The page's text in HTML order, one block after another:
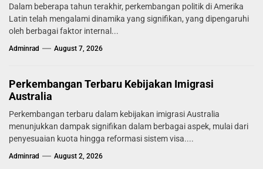
Dalam beberapa tahun terakhir, perkembangan politik di Amerika
Latin telah mengalami dinamika yang signifikan, yang dipengaruhi
oleh berbagai faktor internal...
Adminrad August 7, 2026
Perkembangan Terbaru Kebijakan Imigrasi
Australia
Perkembangan terbaru dalam kebijakan imigrasi Australia
menunjukkan dampak signifikan dalam berbagai aspek, mulai dari
penyesuaian kuota hingga reformasi sistem visa....
Adminrad August 2, 2026